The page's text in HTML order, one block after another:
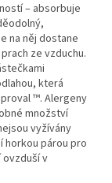
– absorbuje
na něj dostane
ze vzduchu.
která
™. Alergeny
množství
vyžívány
párou pro
ovzduší v